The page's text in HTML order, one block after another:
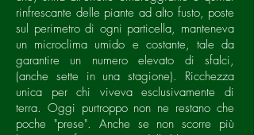
rinfrescante delle piante ad alto fusto, poste
sul perimetro di ogni particella, manteneva
un microclima umido e costante, tale da
garantire un numero elevato di sfalci,
(anche sette in una stagione). Ricchezza
unica per chi viveva esclusivamente di
terra. Oggi purtroppo non ne restano che
poche "prese". Anche se non scorre più